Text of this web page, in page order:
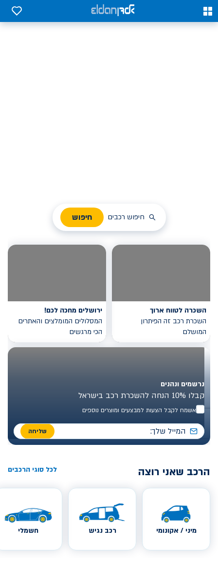
0
0
חיפוש רכבים חיפוש
השכרה לטווח ארוך
השכרת רכב זה הפיתרון
המושלם
ירושלים מחכה לכם!
המסלולים המומלצים והאתרים
הכי מרגשים
נרשמים ונהנים
קבלו 10% הנחה להשכרת רכב בישראל
אשמח לקבל הצעות למבצעים ומוצרים נוספים
שליחה
הרכב שאני רוצה לכל סוגי הרכבים
מיני / אקונומי רכב נגיש חשמלי